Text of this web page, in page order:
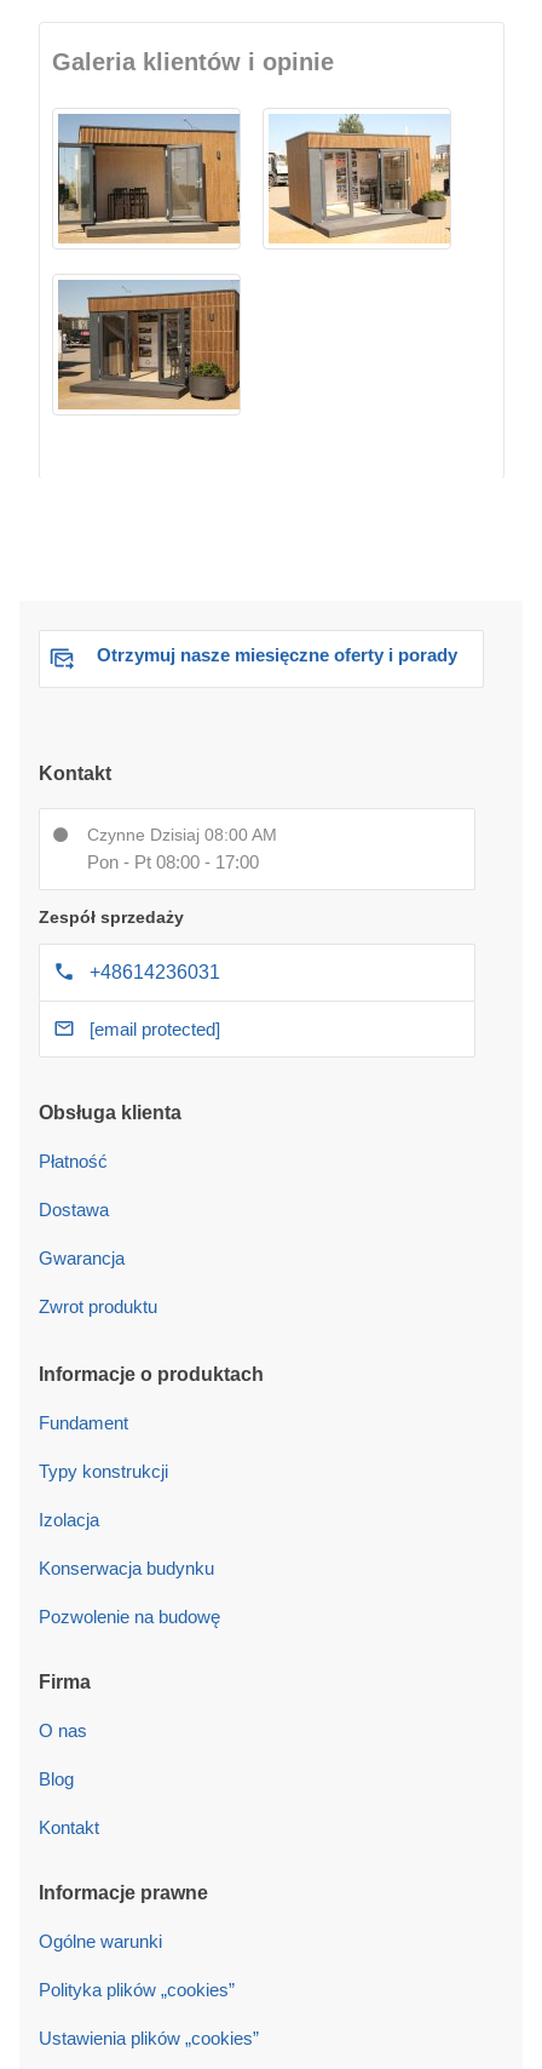
Galeria klientów i opinie
Otrzymuj nasze miesięczne oferty i porady
Kontakt
Czynne Dzisiaj 08:00 AM
Pon - Pt 08:00 - 17:00
Zespół sprzedaży
+48614236031
[email protected]
Obsługa klienta
Płatność
Dostawa
Gwarancja
Zwrot produktu
Informacje o produktach
Fundament
Typy konstrukcji
Izolacja
Konserwacja budynku
Pozwolenie na budowę
Firma
O nas
Blog
Kontakt
Informacje prawne
Ogólne warunki
Polityka plików „cookies”
Ustawienia plików „cookies”